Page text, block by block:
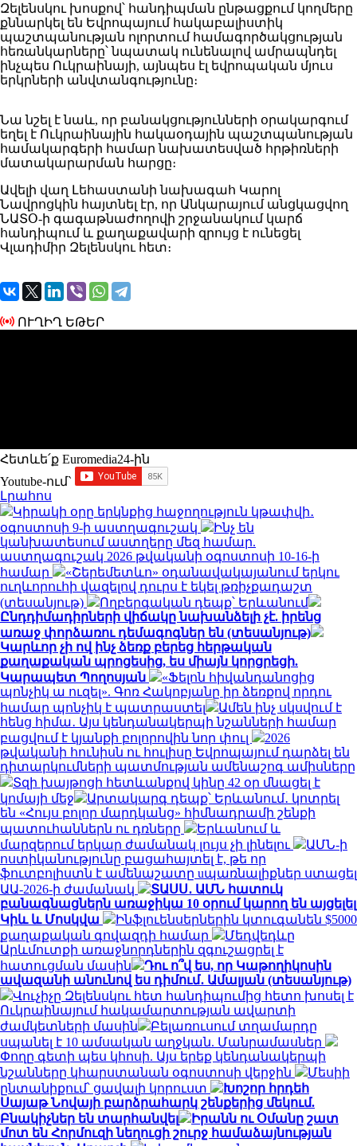
Զելենսկու խոսքով՝ հանդիպման ընթացքում կողմերը
քննարկել են Եվրոպայում հակաբալիստիկ
պաշտպանության ոլորտում համագործակցության
հեռանկարները՝ նպատակ ունենալով ամրապնդել
ինչպես Ուկրաինայի, այնպես էլ եվրոպական մյուս
երկրների անվտանգությունը։
Նա նշել է նաև, որ բանակցությունների օրակարգում
եղել է Ուկրաինային հակաօդային պաշտպանության
համակարգերի համար նախատեսված հրթիռների
մատակարարման հարցը։
Ավելի վաղ Լեհաստանի նախագահ Կարոլ
Նավրոցկին հայտնել էր, որ Անկարայում անցկացվող
ՆԱՏՕ-ի գագաթնաժողովի շրջանակում կարճ
հանդիպում և քաղաքավարի զրույց է ունեցել
Վլադիմիր Զելենսկու հետ։
ՈՒՂԻՂ ԵԹԵՐ
Հետևե՛ք Euromedia24-ին
Youtube-ում`
Լրահոս
Կիրակի օրը երկնքից հաջողություն կթափվի․
օգոստոսի 9-ի աստղագուշակ
Ինչ են
կանխատեսում աստղերը մեզ համար.
աստղագուշակ 2026 թվականի օգոստոսի 10-16-ի
համար
«Շերեմետևո» օդանավակայանում երկու
ուղևորուհի վազելով դուրս է եկել թռիչքադաշտ
(տեսանյութ)
Ողբերգական դեպք՝ Երևանում
Ընդդիմադիրների վիճակը նախանձելի չէ. իրենց
առաջ փորձառու դեմագոգներ են (տեսանյութ)
Կարևոր չի ով ինչ ձեռք բերեց հերթական
քաղաքական պրոցեսից, ես միայն կորցրեցի.
Կարապետ Պողոսյան
«Ֆելոն հիվանդանոցից
պոնչիկ ա ուզել». Գոռ Հակոբյանը իր ձեռքով որդու
համար պոնչիկ է պատրաստել
Ամեն ինչ սկսվում է
հենց հիմա․ Այս կենդանակերպի նշանների համար
բացվում է կյանքի բոլորովին նոր փուլ
2026
թվականի հունիսն ու հուլիսը Եվրոպայում դարձել են
դիտարկումների պատմության ամենաշոգ ամիսները
Տզի խայթոցի հետևանքով կինը 42 օր մնացել է
կոմայի մեջ
Արտակարգ դեպք՝ Երևանում․ կոտրել
են «Հույս բոլոր մարդկանց» հիմնադրամի շենքի
պատուհաններն ու դռները
Երևանում և
մարզերում երկար ժամանակ լույս չի լինելու
ԱՄՆ-ի
ոստիկանությունը բացահայտել է, թե որ
ֆուտբոլիստն է ամենաշատը uպառնալիքներ ստացել
ԱԱ-2026-ի ժամանակ
ՏԱՍՍ․ ԱՄՆ հատուկ
բանագնացներն առաջիկա 10 օրում կարող են այցելել
Կիև և Մոսկվա
Ինֆլուենսերներին կտուգանեն $5000
քաղաքական գովազդի համար
Մեդվեդևը
Արևմուտքի առաջնորդներին զգուշացրել է
հատուցման մասին
Դու ո՞վ ես, որ Կաթողիկոսին
ավազանի անունով ես դիմում․ Ամալյան (տեսանյութ)
Վուչիչը Զելենսկու հետ հանդիպումից հետո խոսել է
Ուկրաինայում հակամարտության ավարտի
ժամկետների մասին
Բելառուսում տղամարդը
սպանել է 10 ամսական աղջկան. Մանրամասներ
Փողը գետի պես կհոսի. Այս երեք կենդանակերպի
նշանները կհարստանան օգոստոսի վերջին
Մեսիի
ընտանիքում՝ ցավալի կորուստ
Խոշոր հրդեհ
Սայաթ Նովայի բարձրահարկ շենքերից մեկում.
Բնակիչներ են տարհանվել
Իրանն ու Օմանը շատ
մոտ են Հորմուզի նեղուցի շուրջ համաձայնության